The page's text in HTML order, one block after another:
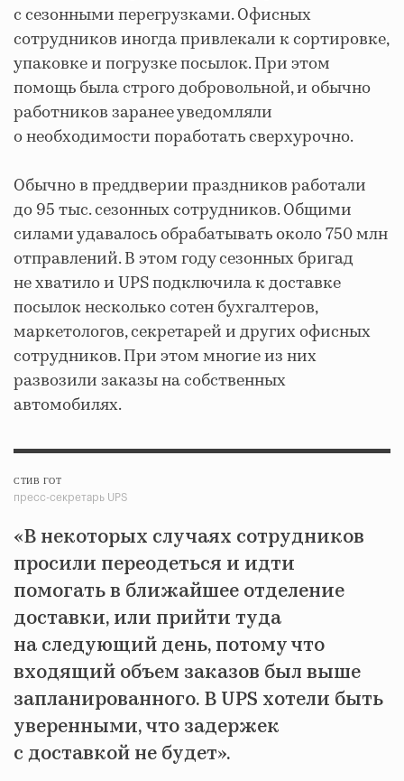
с сезонными перегрузками. Офисных
сотрудников иногда привлекали к сортировке,
упаковке и погрузке посылок. При этом
помощь была строго добровольной, и обычно
работников заранее уведомляли
о необходимости поработать сверхурочно.
Обычно в преддверии праздников работали
до 95 тыс. сезонных сотрудников. Общими
силами удавалось обрабатывать около 750 млн
отправлений. В этом году сезонных бригад
не хватило и UPS подключила к доставке
посылок несколько сотен бухгалтеров,
маркетологов, секретарей и других офисных
сотрудников. При этом многие из них
развозили заказы на собственных
автомобилях.
СТИВ ГОТ
пресс-секретарь UPS
«В некоторых случаях сотрудников
просили переодеться и идти
помогать в ближайшее отделение
доставки, или прийти туда
на следующий день, потому что
входящий объем заказов был выше
запланированного. В UPS хотели быть
уверенными, что задержек
с доставкой не будет».